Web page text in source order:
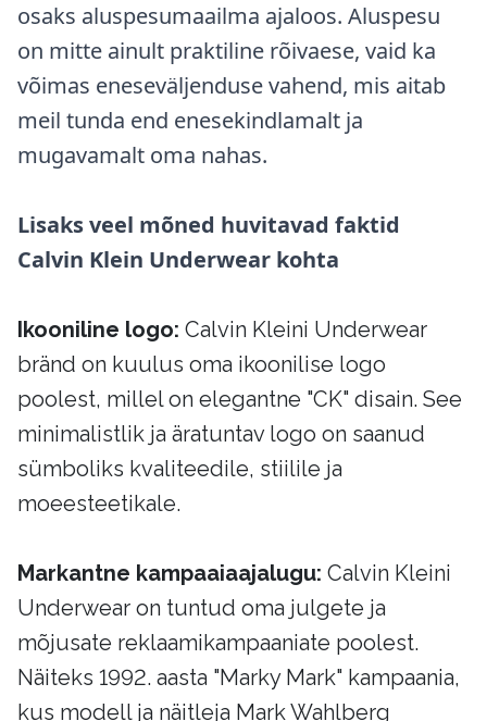
osaks aluspesumaailma ajaloos. Aluspesu
on mitte ainult praktiline rõivaese, vaid ka
võimas eneseväljenduse vahend, mis aitab
meil tunda end enesekindlamalt ja
mugavamalt oma nahas.
Lisaks veel mõned huvitavad faktid
Calvin Klein Underwear kohta
Ikooniline logo: Calvin Kleini Underwear
bränd on kuulus oma ikoonilise logo
poolest, millel on elegantne "CK" disain. See
minimalistlik ja äratuntav logo on saanud
sümboliks kvaliteedile, stiilile ja
moeesteetikale.
Markantne kampaaiaajalugu: Calvin Kleini
Underwear on tuntud oma julgete ja
mõjusate reklaamikampaaniate poolest.
Näiteks 1992. aasta "Marky Mark" kampaania,
kus modell ja näitleja Mark Wahlberg